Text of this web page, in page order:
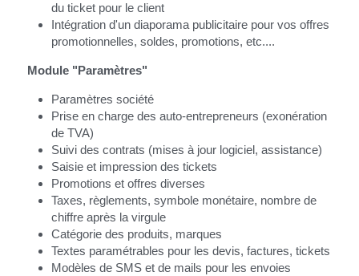
du ticket pour le client
Intégration d'un diaporama publicitaire pour vos offres
promotionnelles, soldes, promotions, etc....
Module "Paramètres"
Paramètres société
Prise en charge des auto-entrepreneurs (exonération
de TVA)
Suivi des contrats (mises à jour logiciel, assistance)
Saisie et impression des tickets
Promotions et offres diverses
Taxes, règlements, symbole monétaire, nombre de
chiffre après la virgule
Catégorie des produits, marques
Textes paramétrables pour les devis, factures, tickets
Modèles de SMS et de mails pour les envoies